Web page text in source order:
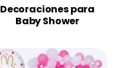
Decoraciones para
Baby Shower